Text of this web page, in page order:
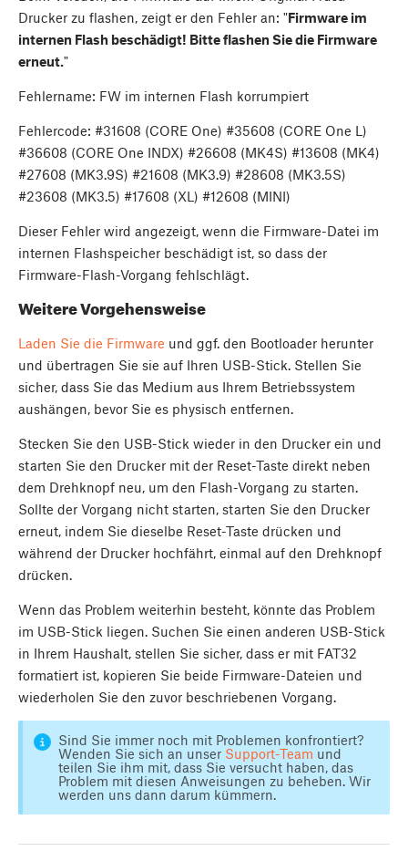
Drucker zu flashen, zeigt er den Fehler an: "Firmware im
internen Flash beschädigt! Bitte flashen Sie die Firmware
erneut."
Fehlername: FW im internen Flash korrumpiert
Fehlercode: #31608 (CORE One) #35608 (CORE One L)
#36608 (CORE One INDX) #26608 (MK4S) #13608 (MK4)
#27608 (MK3.9S) #21608 (MK3.9) #28608 (MK3.5S)
#23608 (MK3.5) #17608 (XL) #12608 (MINI)
Dieser Fehler wird angezeigt, wenn die Firmware-Datei im
internen Flashspeicher beschädigt ist, so dass der
Firmware-Flash-Vorgang fehlschlägt.
Weitere Vorgehensweise
Laden Sie die Firmware und ggf. den Bootloader herunter
und übertragen Sie sie auf Ihren USB-Stick. Stellen Sie
sicher, dass Sie das Medium aus Ihrem Betriebssystem
aushängen, bevor Sie es physisch entfernen.
Stecken Sie den USB-Stick wieder in den Drucker ein und
starten Sie den Drucker mit der Reset-Taste direkt neben
dem Drehknopf neu, um den Flash-Vorgang zu starten.
Sollte der Vorgang nicht starten, starten Sie den Drucker
erneut, indem Sie dieselbe Reset-Taste drücken und
während der Drucker hochfährt, einmal auf den Drehknopf
drücken.
Wenn das Problem weiterhin besteht, könnte das Problem
im USB-Stick liegen. Suchen Sie einen anderen USB-Stick
in Ihrem Haushalt, stellen Sie sicher, dass er mit FAT32
formatiert ist, kopieren Sie beide Firmware-Dateien und
wiederholen Sie den zuvor beschriebenen Vorgang.
Sind Sie immer noch mit Problemen konfrontiert?
Wenden Sie sich an unser Support-Team und
teilen Sie ihm mit, dass Sie versucht haben, das
Problem mit diesen Anweisungen zu beheben. Wir
werden uns dann darum kümmern.